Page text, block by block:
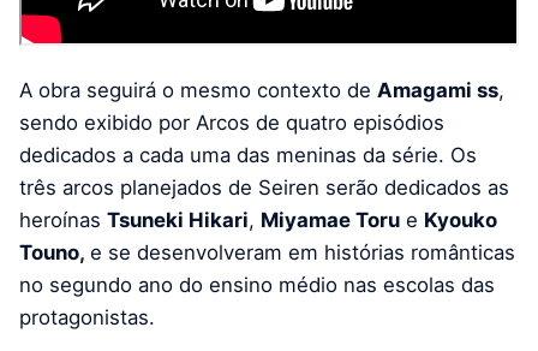
A obra seguirá o mesmo contexto de Amagami ss,
sendo exibido por Arcos de quatro episódios
dedicados a cada uma das meninas da série. Os
três arcos planejados de Seiren serão dedicados as
heroínas Tsuneki Hikari, Miyamae Toru e Kyouko
Touno, e se desenvolveram em histórias românticas
no segundo ano do ensino médio nas escolas das
protagonistas.